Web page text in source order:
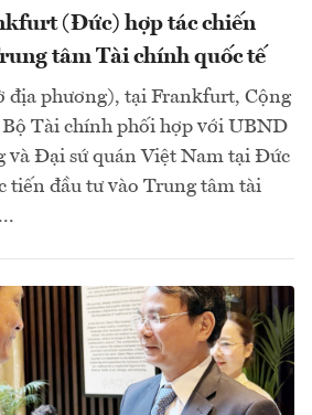
(Đức) hợp tác chiến
tâm Tài chính quốc tế
địa phương), tại Frankfurt, Cộng
Tài chính phối hợp với UBND
và Đại sứ quán Việt Nam tại Đức
tiến đầu tư vào Trung tâm tài